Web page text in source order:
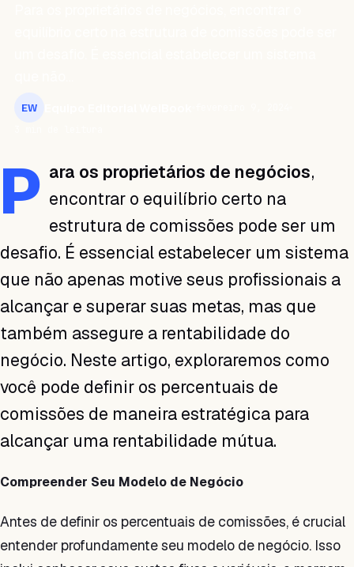
EW
P ara os proprietários de negócios,
encontrar o equilíbrio certo na
estrutura de comissões pode ser um
desafio. É essencial estabelecer um sistema
que não apenas motive seus profissionais a
alcançar e superar suas metas, mas que
também assegure a rentabilidade do
negócio. Neste artigo, exploraremos como
você pode definir os percentuais de
comissões de maneira estratégica para
alcançar uma rentabilidade mútua.
Compreender Seu Modelo de Negócio
Antes de definir os percentuais de comissões, é crucial
entender profundamente seu modelo de negócio. Isso